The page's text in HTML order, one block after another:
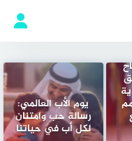
يوم الأب العالمي:
رسالة حب وامتنان
لكل أب في حياتنا